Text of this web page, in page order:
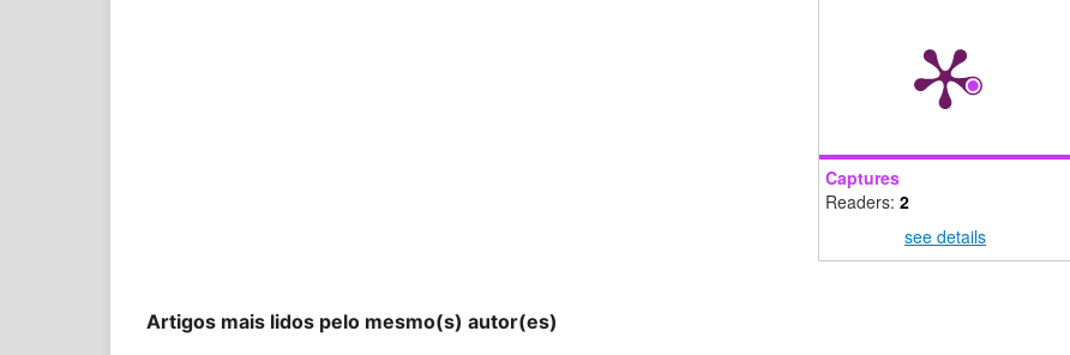
Captures
Readers: 2
see details
Artigos mais lidos pelo mesmo(s) autor(es)